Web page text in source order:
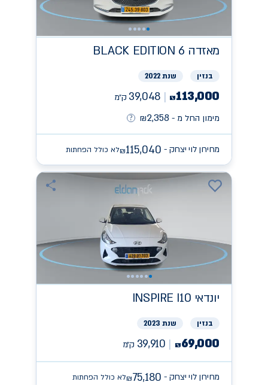
מאזדה BLACK EDITION 6
בנזין שנת 2022
₪113,000
39,048 ק״מ
מימון החל מ -
₪2,358
מחירון לוי יצחק - ₪115,040 לא כולל הפחתות
יונדאי INSPIRE I10
בנזין שנת 2023
₪69,000
39,910 ק״מ
מחירון לוי יצחק - ₪75,180 לא כולל הפחתות